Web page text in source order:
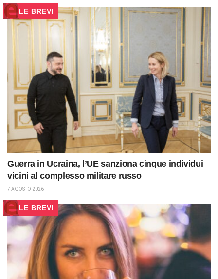
LE BREVI
Guerra in Ucraina, l’UE sanziona cinque individui
vicini al complesso militare russo
7 AGOSTO 2026
LE BREVI